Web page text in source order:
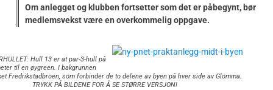
Om anlegget og klubben fortsetter som det er påbegynt, bør
medlemsvekst være en overkommelig oppgave.
Hull 13 er at par-3-hull på
til en øygreen. I bakgrunnen
Fredrikstadbroen, som forbinder de to delene av byen på hver side av Glomma.
TRYKK PÅ BILDENE FOR Å SE STØRRE VERSJON!